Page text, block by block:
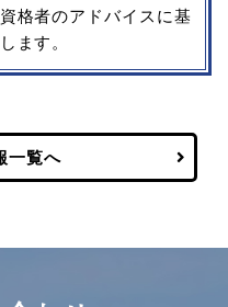
格者のアドバイスに基
ます。
一覧へ